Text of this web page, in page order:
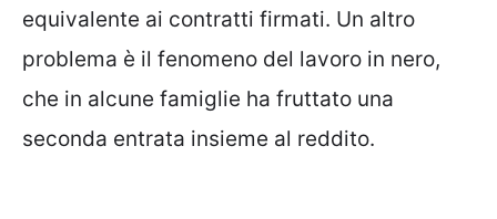
equivalente ai contratti firmati. Un altro
problema è il fenomeno del lavoro in nero,
che in alcune famiglie ha fruttato una
seconda entrata insieme al reddito.